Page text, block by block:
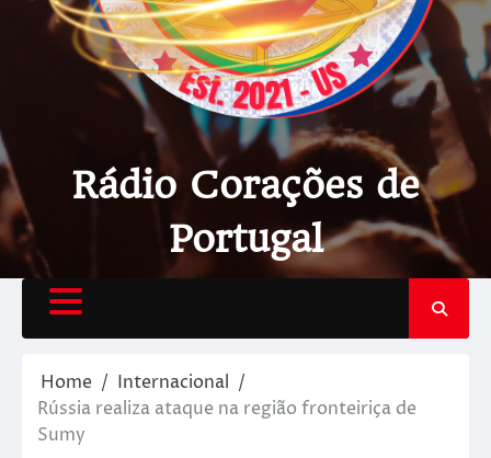
Rádio Corações de
Portugal
Home
Internacional
Rússia realiza ataque na região fronteiriça de
Sumy